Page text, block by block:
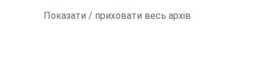
Показати / приховати весь архів